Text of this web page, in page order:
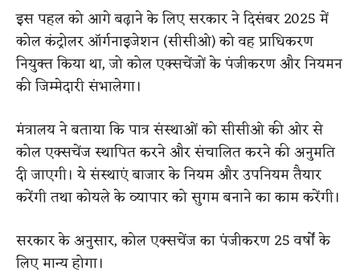
इस पहल को आगे बढ़ाने के लिए सरकार ने दिसंबर 2025 में
कोल कंट्रोलर ऑर्गनाइजेशन (सीसीओ) को वह प्राधिकरण
नियुक्त किया था, जो कोल एक्सचेंजों के पंजीकरण और नियमन
की जिम्मेदारी संभालेगा।
मंत्रालय ने बताया कि पात्र संस्थाओं को सीसीओ की ओर से
कोल एक्सचेंज स्थापित करने और संचालित करने की अनुमति
दी जाएगी। ये संस्थाएं बाजार के नियम और उपनियम तैयार
करेंगी तथा कोयले के व्यापार को सुगम बनाने का काम करेंगी।
सरकार के अनुसार, कोल एक्सचेंज का पंजीकरण 25 वर्षों के
लिए मान्य होगा।